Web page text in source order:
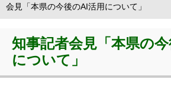
会見「本県の今後のAI活用について」
知事記者会見「本県の
について」